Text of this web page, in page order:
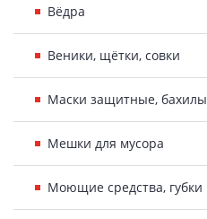
Вёдра
Веники, щётки, совки
Маски защитные, бахилы
Мешки для мусора
Моющие средства, губки